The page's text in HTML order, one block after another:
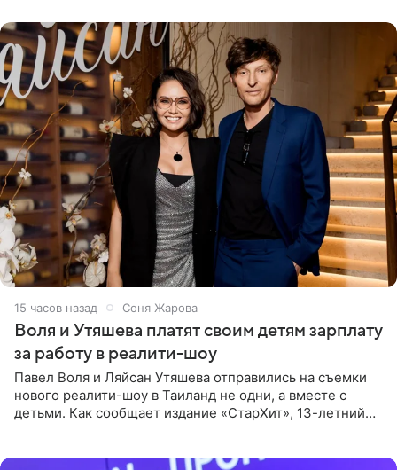
15 часов назад Соня Жарова
Воля и Утяшева платят своим детям зарплату
за работу в реалити-шоу
Павел Воля и Ляйсан Утяшева отправились на съемки
нового реалити-шоу в Таиланд не одни, а вместе с
детьми. Как сообщает издание «СтарХит», 13-летний